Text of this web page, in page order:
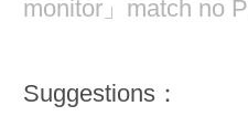
ONS
monitor」match no
Suggestions：